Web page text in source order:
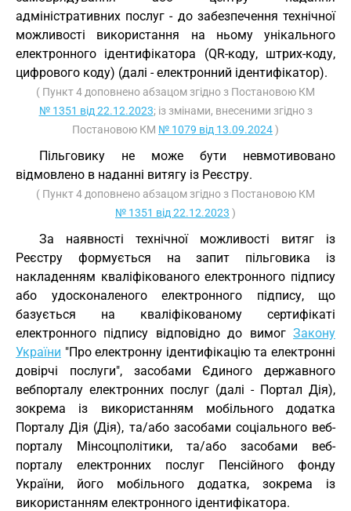
адміністративних послуг - до забезпечення технічної
можливості використання на ньому унікального
електронного ідентифікатора (QR-коду, штрих-коду,
цифрового коду) (далі - електронний ідентифікатор).
( Пункт 4 доповнено абзацом згідно з Постановою КМ
№ 1351 від 22.12.2023; із змінами, внесеними згідно з
Постановою КМ № 1079 від 13.09.2024)
Пільговику не може бути невмотивовано
відмовлено в наданні витягу із Реєстру.
( Пункт 4 доповнено абзацом згідно з Постановою КМ
№ 1351 від 22.12.2023 )
За наявності технічної можливості витяг із
Реєстру формується на запит пільговика із
накладенням кваліфікованого електронного підпису
або удосконаленого електронного підпису, що
базується на кваліфікованому сертифікаті
електронного підпису відповідно до вимог Закону
України "Про електронну ідентифікацію та електронні
довірчі послуги", засобами Єдиного державного
вебпорталу електронних послуг (далі - Портал Дія),
зокрема із використанням мобільного додатка
Порталу Дія (Дія), та/або засобами соціального веб-
порталу Мінсоцполітики, та/або засобами веб-
порталу електронних послуг Пенсійного фонду
України, його мобільного додатка, зокрема із
використанням електронного ідентифікатора.